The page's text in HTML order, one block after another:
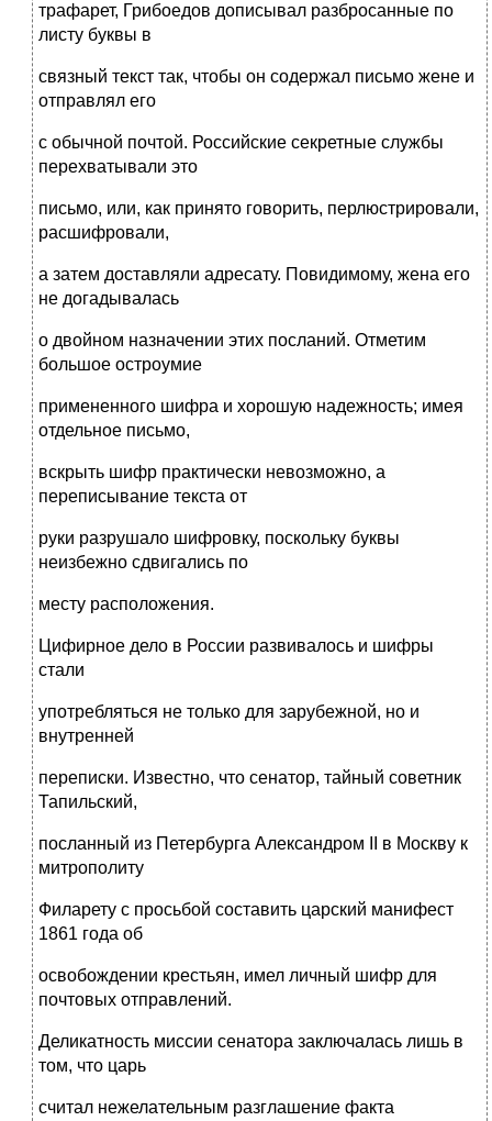
трафарет, Грибоедов дописывал разбросанные по
листу буквы в
связный текст так, чтобы он содержал письмо жене и
отправлял его
с обычной почтой. Российские секретные службы
перехватывали это
письмо, или, как принято говорить, перлюстрировали,
расшифровали,
а затем доставляли адресату. Повидимому, жена его
не догадывалась
о двойном назначении этих посланий. Отметим
большое остроумие
примененного шифра и хорошую надежность; имея
отдельное письмо,
вскрыть шифр практически невозможно, а
переписывание текста от
руки разрушало шифровку, поскольку буквы
неизбежно сдвигались по
месту расположения.
Цифирное дело в России развивалось и шифры
стали
употребляться не только для зарубежной, но и
внутренней
переписки. Известно, что сенатор, тайный советник
Тапильский,
посланный из Петербурга Александром II в Москву к
митрополиту
Филарету с просьбой составить царский манифест
1861 года об
освобождении крестьян, имел личный шифр для
почтовых отправлений.
Деликатность миссии сенатора заключалась лишь в
том, что царь
считал нежелательным разглашение факта